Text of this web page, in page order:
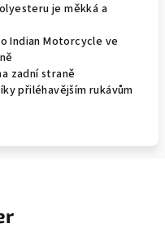
je měkká a
Indian Motorcycle ve
zadní straně
přiléhavějším rukávům